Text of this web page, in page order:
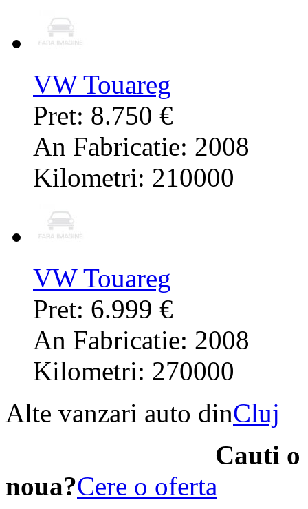
VW Touareg
Pret: 8.750 €
An Fabricatie: 2008
Kilometri: 210000
VW Touareg
Pret: 6.999 €
An Fabricatie: 2008
Kilometri: 270000
Alte vanzari auto dinCluj
Cauti o
noua?Cere o oferta